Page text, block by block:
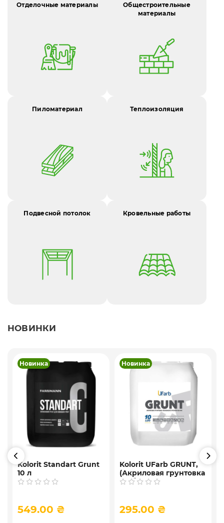
Отделочные материалы
Общестроительные
материалы
Пиломатериал Теплоизоляция
Подвесной потолок Кровельные работы
НОВИНКИ
Новинка
Kolorit Standart Grunt
10 л
549.00 ₴
Новинка
Kolorit UFarb GRUNТ,
(Акриловая грунтовка
глубокого
295.00 ₴